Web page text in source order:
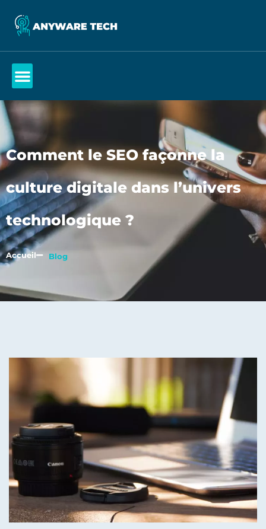
Comment le SEO façonne la
culture digitale dans l’univers
technologique ?
Accueil Blog